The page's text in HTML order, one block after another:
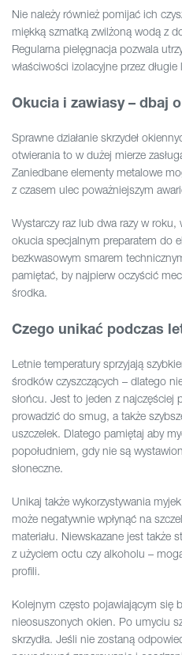
Nie należy również pomijać ich
miękką szmatką zwilżoną wodą z
Regularna pielęgnacja pozwala
właściwości izolacyjne przez długie
Okucia i zawiasy – dbaj
Sprawne działanie skrzydeł
otwierania to w dużej mierze
Zaniedbane elementy metalowe
z czasem ulec poważniejszym
Wystarczy raz lub dwa razy w
okucia specjalnym preparatem do
bezkwasowym smarem
pamiętać, by najpierw oczyścić
środka.
Czego unikać podczas
Letnie temperatury sprzyjają
środków czyszczących – dlatego
słońcu. Jest to jeden z najczęściej
prowadzić do smug, a także
uszczelek. Dlatego pamiętaj aby
popołudniem, gdy nie są
słoneczne.
Unikaj także wykorzystywania
może negatywnie wpłynąć na
materiału. Niewskazane jest
z użyciem octu czy alkoholu –
profili.
Kolejnym często pojawiającym się
nieosuszonych okien. Po umyciu
skrzydła. Jeśli nie zostaną